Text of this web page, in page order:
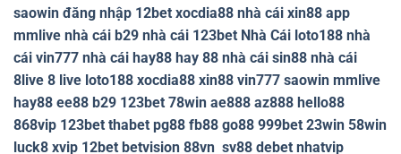
saowin đăng nhập 12bet xocdia88 nhà cái xin88 app
mmlive nhà cái b29 nhà cái 123bet Nhà Cái loto188 nhà
cái vin777 nhà cái hay88 hay 88 nhà cái sin88 nhà cái
8live 8 live loto188 xocdia88 xin88 vin777 saowin mmlive
hay88 ee88 b29 123bet 78win ae888 az888 hello88
868vip 123bet thabet pg88 fb88 go88 999bet 23win 58win
luck8 xvip 12bet betvision 88vn sv88 debet nhatvip